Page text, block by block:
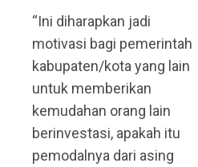
“Ini diharapkan jadi
motivasi bagi pemerintah
kabupaten/kota yang lain
untuk memberikan
kemudahan orang lain
berinvestasi, apakah itu
pemodalnya dari asing